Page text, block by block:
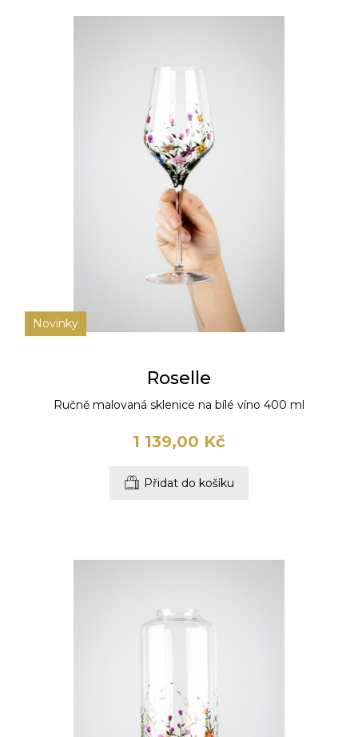
Novinky
Roselle
Ručně malovaná sklenice na bílé víno 400 ml
1 139,00 Kč
Přidat do košíku